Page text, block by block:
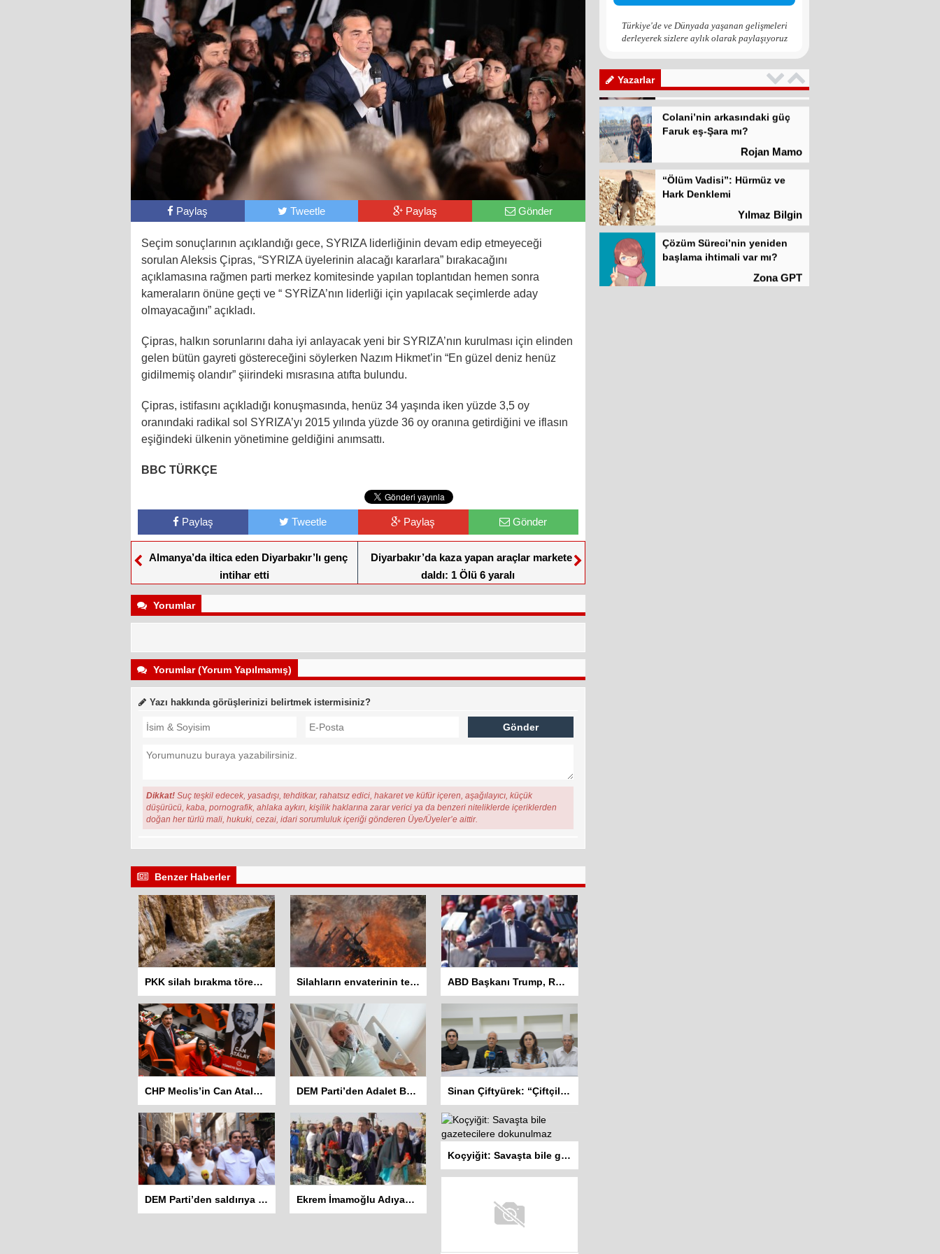
Paylaş Tweetle Paylaş Gönder
Seçim sonuçlarının açıklandığı gece, SYRIZA liderliğinin devam edip etmeyeceği
sorulan Aleksis Çipras, “SYRIZA üyelerinin alacağı kararlara” bırakacağını
açıklamasına rağmen parti merkez komitesinde yapılan toplantıdan hemen sonra
kameraların önüne geçti ve “ SYRİZA’nın liderliği için yapılacak seçimlerde aday
olmayacağını” açıkladı.
Çipras, halkın sorunlarını daha iyi anlayacak yeni bir SYRIZA’nın kurulması için elinden
gelen bütün gayreti göstereceğini söylerken Nazım Hikmet’in “En güzel deniz henüz
gidilmemiş olandır” şiirindeki mısrasına atıfta bulundu.
Çipras, istifasını açıkladığı konuşmasında, henüz 34 yaşında iken yüzde 3,5 oy
oranındaki radikal sol SYRIZA’yı 2015 yılında yüzde 36 oy oranına getirdiğini ve iflasın
eşiğindeki ülkenin yönetimine geldiğini anımsattı.
BBC TÜRKÇE
Paylaş Tweetle Paylaş Gönder
Almanya’da iltica eden Diyarbakır’lı genç
intihar etti
Diyarbakır’da kaza yapan araçlar markete
daldı: 1 Ölü 6 yaralı
Yorumlar
Yorumlar (Yorum Yapılmamış)
Yazı hakkında görüşlerinizi belirtmek istermisiniz?
Dikkat! Suç teşkil edecek, yasadışı, tehditkar, rahatsız edici, hakaret ve küfür içeren, aşağılayıcı, küçük
düşürücü, kaba, pornografik, ahlaka aykırı, kişilik haklarına zarar verici ya da benzeri niteliklerde içeriklerden
doğan her türlü mali, hukuki, cezai, idari sorumluluk içeriği gönderen Üye/Üyeler’e aittir.
Benzer Haberler
PKK silah bırakma törenini neden Casene Mağarası’nda yaptı? Silahların envaterinin teslim edildiği sivil toplum örgütleri rapor hazırlayacak ABD Başkanı Trump, Rosie O’Donnell’i vatandaşlıktan çıkarmakla tehdit etti
CHP Meclis’in Can Atalay için 10 Eylül’de yeniden toplanmasını istedi DEM Parti’den Adalet Bakanlığına Başvuru: “Abdulkadir Kuday tahliye edilsin” Sinan Çiftyürek: “Çiftçiler Hükümet İstifa Sloganları ile Sokakta”
DEM Parti’den saldırıya uğrayan Hewş Kafe’ye ziyaret Ekrem İmamoğlu Adıyaman’da: İlk ziyareti Deprem Şehitliğine
Koçyiğit: Savaşta bile gazetecilere dokunulmaz
Türkiye'de ve Dünyada yaşanan gelişmeleri
derleyerek sizlere aylık olarak paylaşıyoruz
Yazarlar
Kadına şiddet “Devlet” eliyle
meşrulaştırılıyor
Atilla Yüceak
Colani’nin arkasındaki güç
Faruk eş-Şara mı?
“Ölüm Vadisi”: Hürmüz ve
Hark Denklemi
Çözüm Süreci’nin yeniden
başlama ihtimali var mı?